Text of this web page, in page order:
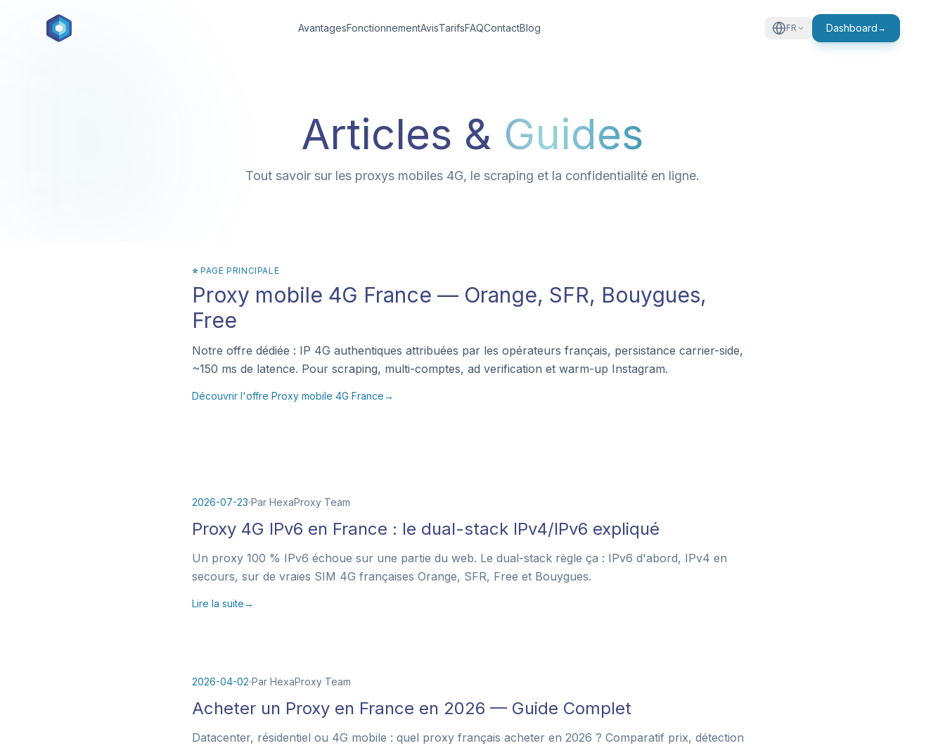
AvantagesFonctionnementAvisTarifsFAQContactBlog FR Dashboard →
Articles & Guides
Tout savoir sur les proxys mobiles 4G, le scraping et la confidentialité en ligne.
⭐ PAGE PRINCIPALE
Proxy mobile 4G France — Orange, SFR, Bouygues,
Free
Notre offre dédiée : IP 4G authentiques attribuées par les opérateurs français, persistance carrier-side,
~150 ms de latence. Pour scraping, multi-comptes, ad verification et warm-up Instagram.
Découvrir l'offre Proxy mobile 4G France→
2026-07-23 Par HexaProxy Team
Proxy 4G IPv6 en France : le dual-stack IPv4/IPv6 expliqué
Un proxy 100 % IPv6 échoue sur une partie du web. Le dual-stack règle ça : IPv6 d'abord, IPv4 en
secours, sur de vraies SIM 4G françaises Orange, SFR, Free et Bouygues.
Lire la suite→
2026-04-02 Par HexaProxy Team
Acheter un Proxy en France en 2026 — Guide Complet
Datacenter, résidentiel ou 4G mobile : quel proxy français acheter en 2026 ? Comparatif prix, détection